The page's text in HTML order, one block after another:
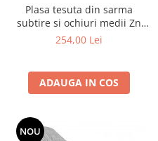
Plasa tesuta din sarma
subtire si ochiuri medii Zn
1x12 m - 3.2x3.2x0.46 mm
254,00 Lei
ADAUGA IN COS
NOU